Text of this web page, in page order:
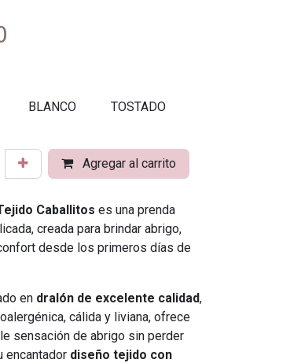
BLANCO TOSTADO
Agregar al carrito
Caballitos es una prenda
creada para brindar abrigo,
desde los primeros días de
en dralón de excelente calidad,
cálida y liviana, ofrece
sensación de abrigo sin perder
encantador diseño tejido con